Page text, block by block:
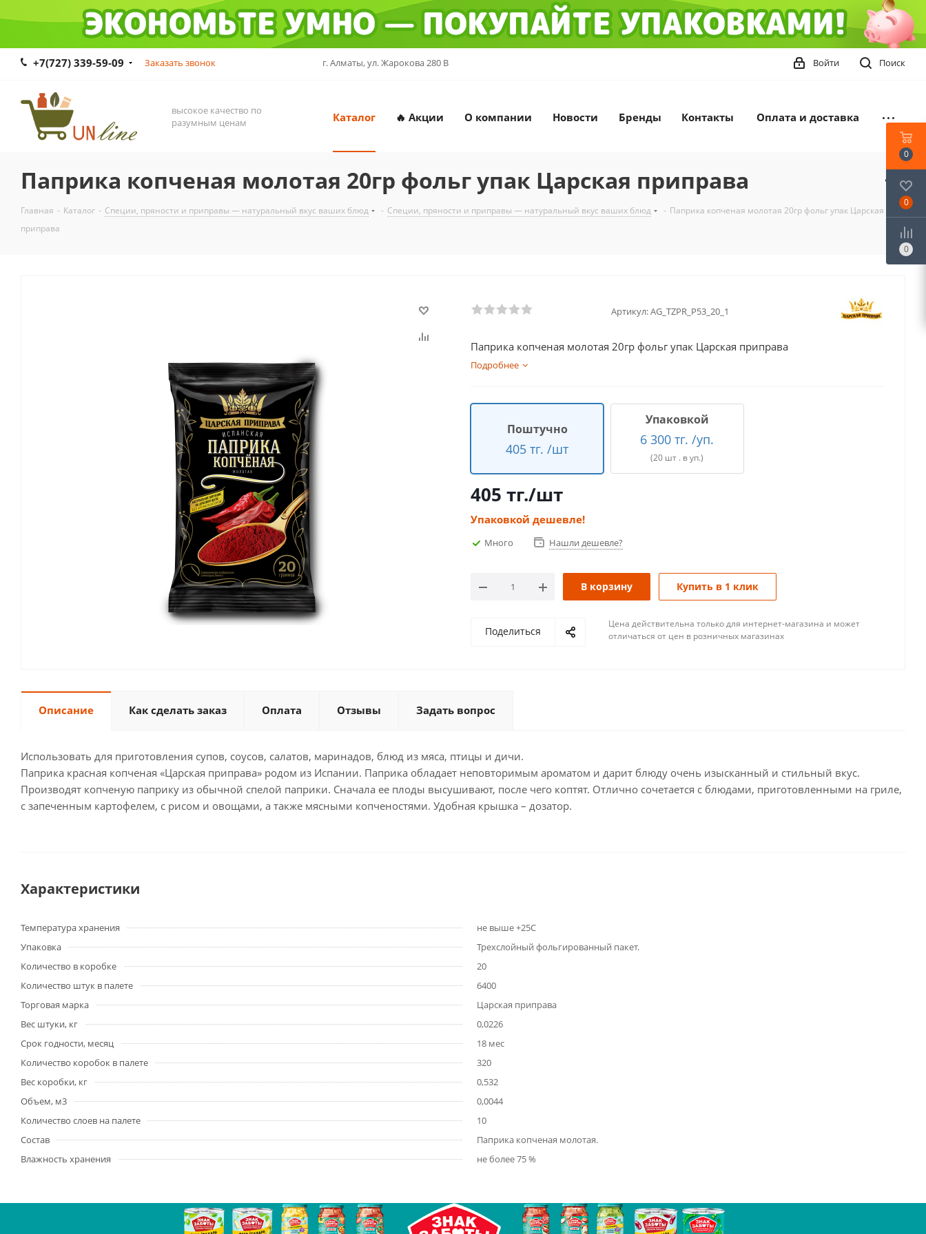
+7(727) 339-59-09 Заказать звонок г. Алматы, ул. Жарокова 280 В Поиск
Войти
высокое качество по
разумным ценам
Каталог 🔥 Акции О компании Новости Бренды Контакты Оплата и доставка
Паприка копченая молотая 20гр фольг упак Царская приправа
Главная - Каталог - Специи, пряности и приправы — натуральный вкус ваших блюд - Специи, пряности и приправы — натуральный вкус ваших блюд - Паприка копченая молотая 20гр фольг упак Царская
приправа
Артикул:AG_TZPR_P53_20_1
Паприка копченая молотая 20гр фольг упак Царская приправа
Подробнее
Поштучно
405 тг. /шт
Упаковкой
6 300 тг. /уп.
(20 шт . в уп.)
405 тг./шт
Упаковкой дешевле!
Много Нашли дешевле?
В корзину Купить в 1 клик
Поделиться
Цена действительна только для интернет-магазина и может
отличаться от цен в розничных магазинах
Описание Как сделать заказ Оплата Отзывы Задать вопрос
Использовать для приготовления супов, соусов, салатов, маринадов, блюд из мяса, птицы и дичи.
Паприка красная копченая «Царская приправа» родом из Испании. Паприка обладает неповторимым ароматом и дарит блюду очень изысканный и стильный вкус.
Производят копченую паприку из обычной спелой паприки. Сначала ее плоды высушивают, после чего коптят. Отлично сочетается с блюдами, приготовленными на гриле,
с запеченным картофелем, с рисом и овощами, а также мясными копченостями. Удобная крышка – дозатор.
Характеристики
Температура хранения
не выше +25С
Упаковка
Трехслойный фольгированный пакет.
Количество в коробке
20
Количество штук в палете
6400
Торговая марка
Царская приправа
Вес штуки, кг
0,0226
Срок годности, месяц
18 мес
Количество коробок в палете
320
Вес коробки, кг
0,532
Объем, м3
0,0044
Количество слоев на палете
10
Состав
Паприка копченая молотая.
Влажность хранения
не более 75 %
0
0
0